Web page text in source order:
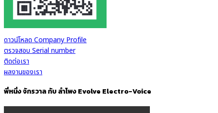
ดาวน์โหลด Company Profile
ตรวจสอบ Serial number
ติดต่อเรา
ผลงานของเรา
พี่หนึ่ง จักรวาล กับ ลำโพง Evolve Electro-Voice